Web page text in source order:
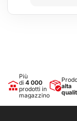
Più
di 4 000
prodotti in
magazzino
alta